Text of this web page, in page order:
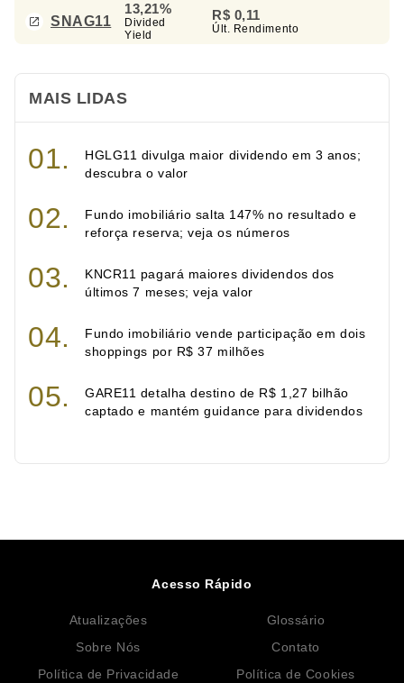
SNAG11
13,21%
Divided
Yield
R$ 0,11
Últ. Rendimento
MAIS LIDAS
HGLG11 divulga maior dividendo em 3 anos;
descubra o valor
Fundo imobiliário salta 147% no resultado e
reforça reserva; veja os números
KNCR11 pagará maiores dividendos dos
últimos 7 meses; veja valor
Fundo imobiliário vende participação em dois
shoppings por R$ 37 milhões
GARE11 detalha destino de R$ 1,27 bilhão
captado e mantém guidance para dividendos
Acesso Rápido
Atualizações
Glossário
Sobre Nós
Contato
Política de Privacidade
Política de Cookies